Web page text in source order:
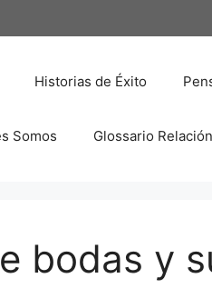
Historias de Éxito
Somos Glossario Relación
bodas y